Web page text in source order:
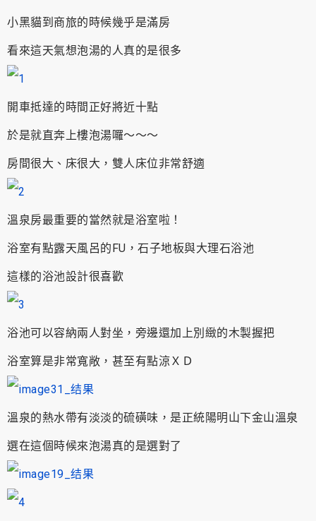
小黑貓到商旅的時候幾乎是滿房
看來這天氣想泡湯的人真的是很多
開車抵達的時間正好將近十點
於是就直奔上樓泡湯囉～～～
房間很大、床很大，雙人床位非常舒適
溫泉房最重要的當然就是浴室啦！
浴室有點露天風呂的FU，石子地板與大理石浴池
這樣的浴池設計很喜歡
浴池可以容納兩人對坐，旁邊還加上別緻的木製握把
浴室算是非常寬敞，甚至有點涼ＸＤ
溫泉的熱水帶有淡淡的硫磺味，是正統陽明山下金山溫泉
選在這個時候來泡湯真的是選對了